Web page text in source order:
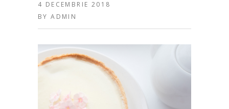
4 DECEMBRIE 2018
BYADMIN